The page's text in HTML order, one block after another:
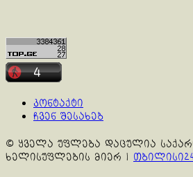
კონტაქტი
ჩვენ შესახებ
© ყველა უფლება დაცულია
ხელისუფლების მიერ |